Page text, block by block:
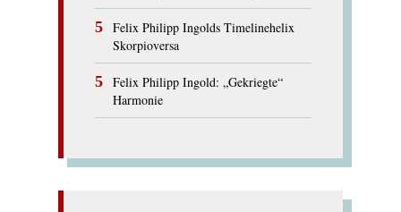
Felix Philipp Ingolds Timelinehelix
Skorpioversa
Felix Philipp Ingold: „Gekriegte“
Harmonie